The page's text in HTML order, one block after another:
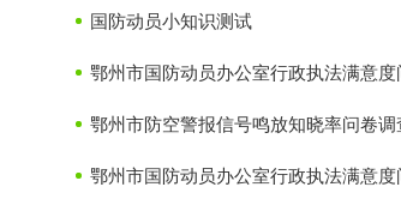
国防动员小知识测试
鄂州市国防动员办公室行政执法满意度
鄂州市防空警报信号鸣放知晓率问卷调
鄂州市国防动员办公室行政执法满意度